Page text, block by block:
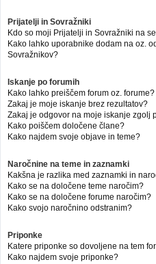
Prijatelji in Sovražniki
Kdo so moji Prijatelji in Sovražniki na
Kako lahko uporabnike dodam na oz.
Sovražnikov?
Iskanje po forumih
Kako lahko preiščem forum oz. forume?
Zakaj je moje iskanje brez rezultatov?
Zakaj je odgovor na moje iskanje zgolj
Kako poiščem določene člane?
Kako najdem svoje objave in teme?
Naročnine na teme in zaznamki
Kakšna je razlika med zaznamki in
Kako se na določene teme naročim?
Kako se na določene forume naročim?
Kako svojo naročnino odstranim?
Priponke
Katere priponke so dovoljene na tem
Kako najdem svoje priponke?